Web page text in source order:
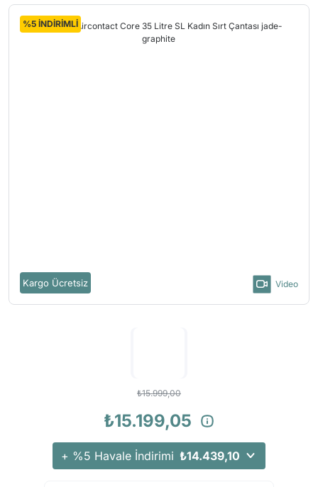
Kargo Ücretsiz
%5 İNDİRİMLİ
Video
₺15.999,00
₺15.199,05
+ %5 Havale İndirimi ₺14.439,10